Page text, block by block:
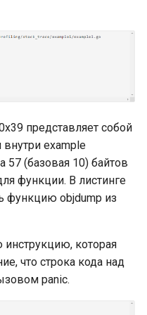
QuickSort (быстрая
сортировка): бенчмарк и
MergeSort (сортировка
слиянием)
представляет собой
example
57 (базовая 10) байтов
функции. В листинге
objdump из
которая
что строка кода над
panic.